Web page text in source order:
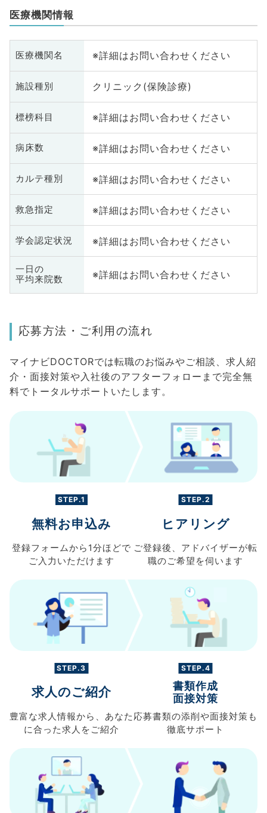
医療機関情報
医療機関名 ※詳細はお問い合わせください
施設種別 クリニック(保険診療)
標榜科目 ※詳細はお問い合わせください
病床数 ※詳細はお問い合わせください
カルテ種別 ※詳細はお問い合わせください
救急指定 ※詳細はお問い合わせください
学会認定状況 ※詳細はお問い合わせください
一日の
平均来院数
※詳細はお問い合わせください
応募方法・ご利用の流れ
マイナビDOCTORでは転職のお悩みやご相談、求人紹
介・面接対策や入社後のアフターフォローまで完全無
料でトータルサポートいたします。
STEP.1
無料お申込み
登録フォームから 1分ほどで
ご入力 いただけます
STEP.2
ヒアリング
ご登録後、 アドバイザーが転
職のご希望を伺います
STEP.3
求人のご紹介
豊富な求人情報から、 あなた
に合った求人を ご紹介
STEP.4
書類作成
面接対策
応募書類の添削や面接対策も
徹底サポート